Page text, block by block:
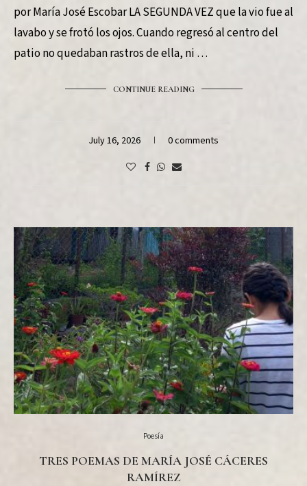
por María José Escobar LA SEGUNDA VEZ que la vio fue al
lavabo y se frotó los ojos. Cuando regresó al centro del
patio no quedaban rastros de ella, ni …
CONTINUE READING
July 16, 2026 0 comments
Poesía
TRES POEMAS DE MARÍA JOSÉ CÁCERES
RAMÍREZ